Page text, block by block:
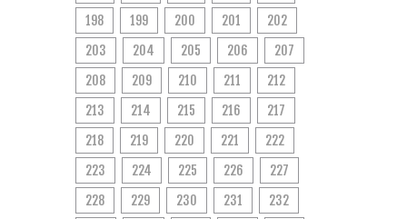
198
199 200 201
202
203
204 205 206
207
208
209 210 211
212
213
214 215 216
217
218
219 220 221
222
223
224 225 226
227
228
229 230 231
232